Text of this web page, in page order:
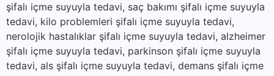
şifalı içme suyuyla tedavi, saç bakımı şifalı içme suyuyla
tedavi, kilo problemleri şifalı içme suyuyla tedavi,
nerolojik hastalıklar şifalı içme suyuyla tedavi, alzheimer
şifalı içme suyuyla tedavi, parkinson şifalı içme suyuyla
tedavi, als şifalı içme suyuyla tedavi, demans şifalı içme